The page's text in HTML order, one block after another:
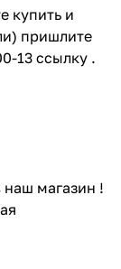
купить и
пришлите
13 ссылку .
наш магазин !